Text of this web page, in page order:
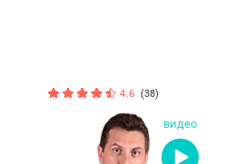
4.6 (38)
видео